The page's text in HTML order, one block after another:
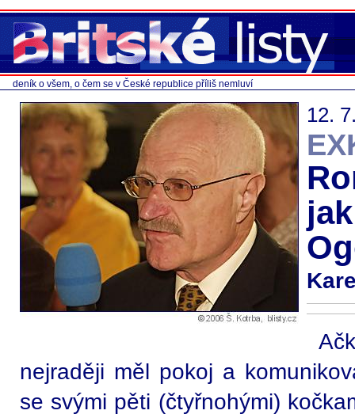
deník o všem, o čem se v České republice příliš nemluví
12.
nejraději měl pokoj a
se svými pěti (čtyřnohými)